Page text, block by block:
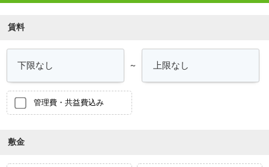
賃料
～
管理費・共益費込み
敷金